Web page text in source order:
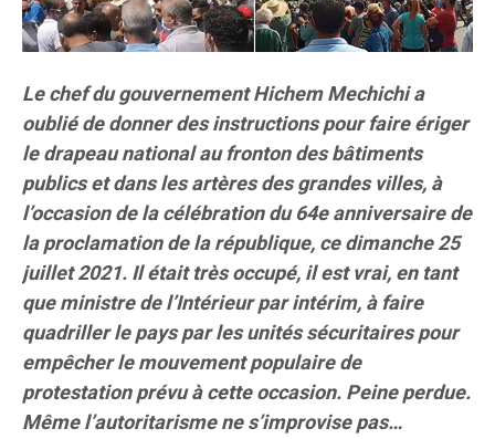
Le chef du gouvernement Hichem Mechichi a
oublié de donner des instructions pour faire ériger
le drapeau national au fronton des bâtiments
publics et dans les artères des grandes villes, à
l’occasion de la célébration du 64e anniversaire de
la proclamation de la république, ce dimanche 25
juillet 2021. Il était très occupé, il est vrai, en tant
que ministre de l’Intérieur par intérim, à faire
quadriller le pays par les unités sécuritaires pour
empêcher le mouvement populaire de
protestation prévu à cette occasion.Peine perdue.
Même l’autoritarisme ne s’improvise pas…